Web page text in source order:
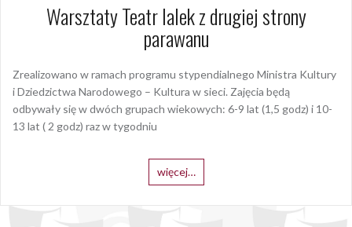
Warsztaty Teatr lalek z drugiej strony
parawanu
Zrealizowano w ramach programu stypendialnego Ministra Kultury
i Dziedzictwa Narodowego – Kultura w sieci. Zajęcia będą
odbywały się w dwóch grupach wiekowych: 6-9 lat (1,5 godz) i 10-
13 lat ( 2 godz) raz w tygodniu
więcej…